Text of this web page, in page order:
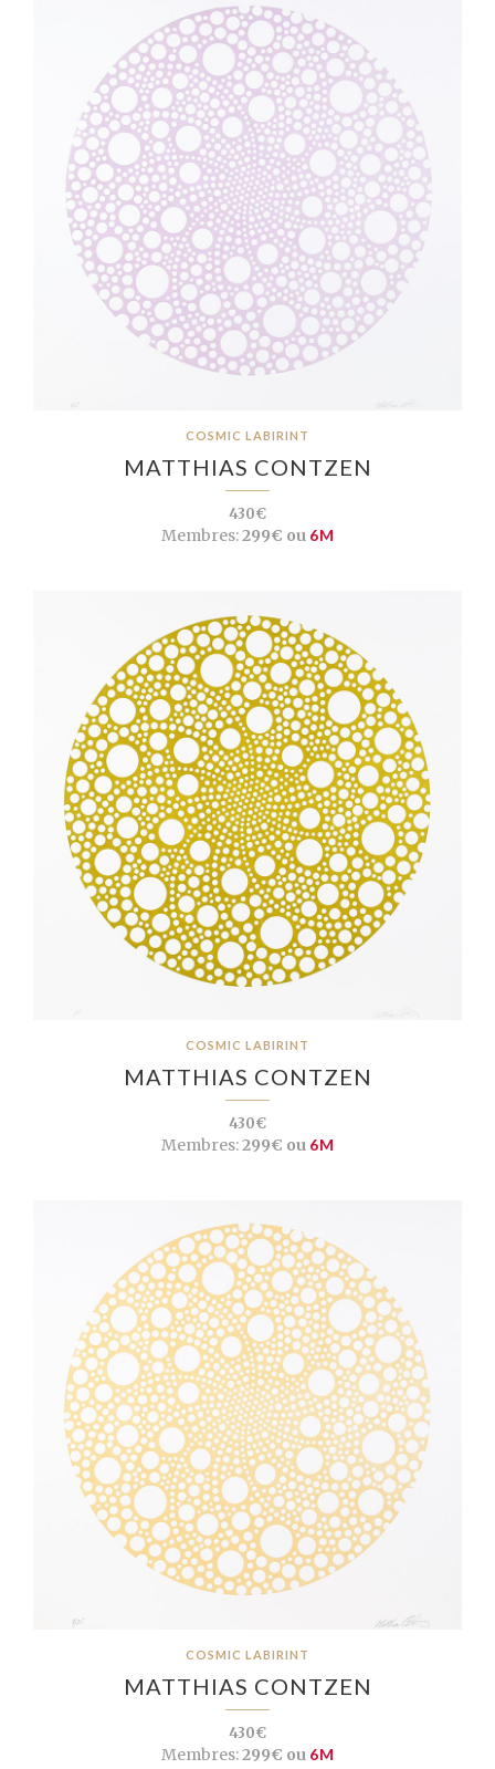
COSMIC LABIRINT
MATTHIAS CONTZEN
430€
Membres:299€ ou 6M
COSMIC LABIRINT
MATTHIAS CONTZEN
430€
Membres:299€ ou 6M
COSMIC LABIRINT
MATTHIAS CONTZEN
430€
Membres:299€ ou 6M